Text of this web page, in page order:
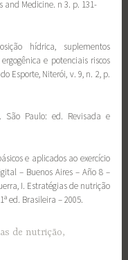
and Medicine. n 3. p. 131-
hídrica, suplementos
e potenciais riscos
Esporte, Niterói, v. 9, n. 2, p.
São Paulo: ed. Revisada e
e aplicados ao exercício
– Buenos Aires – Año 8 –
I. Estratégias de nutrição
ed. Brasileira – 2005.
de nutrição,